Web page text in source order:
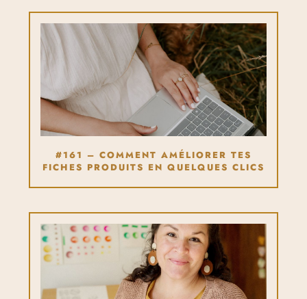
#161 – COMMENT AMÉLIORER TES
FICHES PRODUITS EN QUELQUES CLICS